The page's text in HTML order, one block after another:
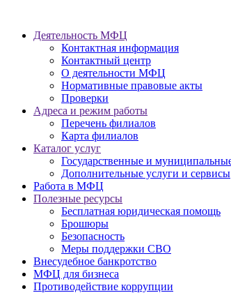
Деятельность МФЦ
Контактная информация
Контактный центр
О деятельности МФЦ
Нормативные правовые акты
Проверки
Адреса и режим работы
Перечень филиалов
Карта филиалов
Каталог услуг
Государственные и
Дополнительные услуги и сервисы
Работа в МФЦ
Полезные ресурсы
Бесплатная юридическая помощь
Брошюры
Безопасность
Меры поддержки СВО
Внесудебное банкротство
МФЦ для бизнеса
Противодействие коррупции